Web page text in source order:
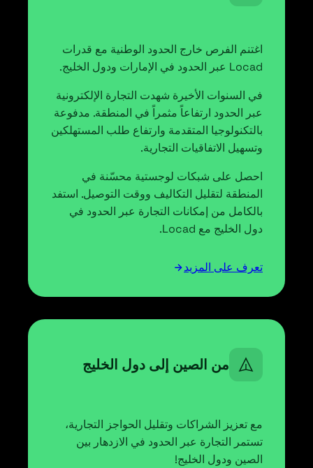
اغتنم الفرص خارج الحدود الوطنية مع قدرات
Locad عبر الحدود في الإمارات ودول الخليج.
في السنوات الأخيرة شهدت التجارة الإلكترونية
عبر الحدود ارتفاعاً مثمراً في المنطقة. مدفوعة
بالتكنولوجيا المتقدمة وارتفاع طلب المستهلكين
وتسهيل الاتفاقيات التجارية.
احصل على شبكات لوجستية محسّنة في
المنطقة لتقليل التكاليف ووقت التوصيل. استفد
بالكامل من إمكانات التجارة عبر الحدود في
دول الخليج مع Locad.
تعرف على المزيد
من الصين إلى دول الخليج
مع تعزيز الشراكات وتقليل الحواجز التجارية،
تستمر التجارة عبر الحدود في الازدهار بين
الصين ودول الخليج!